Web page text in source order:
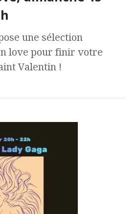
une sélection
love pour finir votre
Valentin !